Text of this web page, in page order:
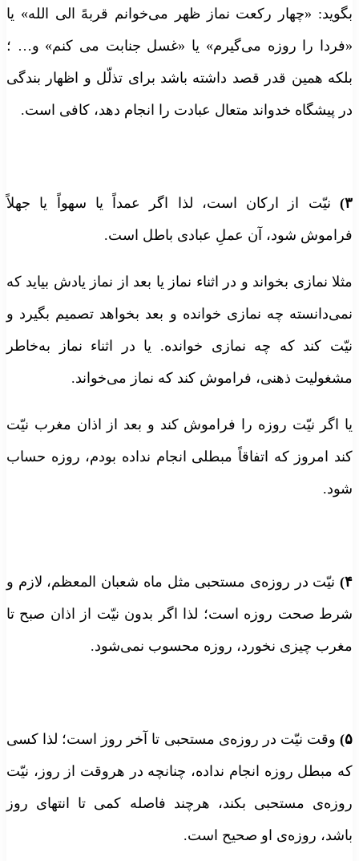
بگوید: «چهار رکعت نماز ظهر می‌خوانم قربهً الی الله» یا
«فردا را روزه می‌گیرم» یا «غسل جنابت می کنم» و… ؛
بلکه همین قدر قصد داشته باشد برای تذلّل و اظهار بندگی
در پیشگاه خدواند متعال عبادت را انجام دهد، کافی است.
۳)
نیّت از ارکان است، لذا اگر عمداً یا سهواً یا جهلاً
فراموش شود، آن عملِ عبادی باطل است.
مثلا نمازی بخواند و در اثناء نماز یا بعد از نماز یادش بیاید که
نمی‌دانسته چه نمازی خوانده و بعد بخواهد تصمیم بگیرد و
نیّت کند که چه نمازی خوانده. یا در اثناء نماز به‌خاطر
مشغولیت ذهنی، فراموش کند که نماز می‌خواند.
یا اگر نیّت روزه را فراموش کند و بعد از اذان مغرب نیّت
کند امروز که اتفاقاً مبطلی انجام نداده بودم، روزه حساب
شود.
۴)
نیّت در روزه‌ی مستحبی مثل ماه شعبان المعظم، لازم و
شرط صحت روزه است؛ لذا اگر بدون نیّت از اذان صبح تا
مغرب چیزی نخورد، روزه محسوب نمی‌شود.
۵)
وقت نیّت در روزه‌ی مستحبی تا آخر روز است؛ لذا کسی
که مبطل روزه انجام نداده، چنانچه در هروقت از روز، نیّت
روزه‌ی مستحبی بکند، هرچند فاصله کمی تا انتهای روز
باشد، روزه‌ی او صحیح است.